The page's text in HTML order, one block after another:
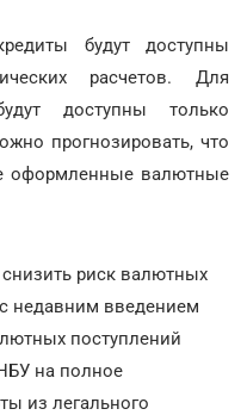
будут доступны
расчетов. Для
доступны только
прогнозировать, что
оформленные валютные
риск валютных
недавним введением
поступлений
на полное
из легального